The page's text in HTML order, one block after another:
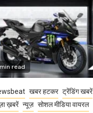
read
खबर हटकर ट्रेंडिंग खबरें
ख़बरें न्यूज़ सोशल मीडिया वायरल